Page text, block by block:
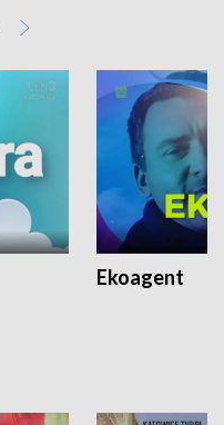
Ekoagent